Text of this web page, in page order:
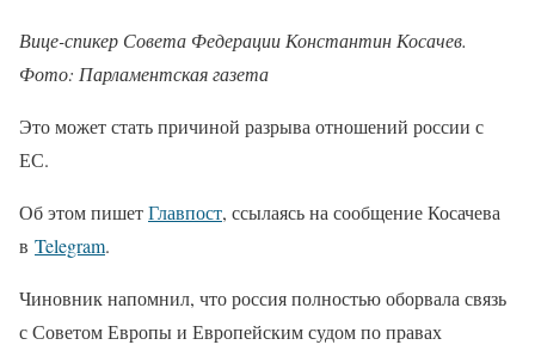
Вице-спикер Совета Федерации Константин Косачев.
Фото: Парламентская газета
Это может стать причиной разрыва отношений россии с
ЕС.
Об этом пишетГлавпост, ссылаясь на сообщение Косачева
в Telegram.
Чиновник напомнил, что россия полностью оборвала связь
с Советом Европы и Европейским судом по правах